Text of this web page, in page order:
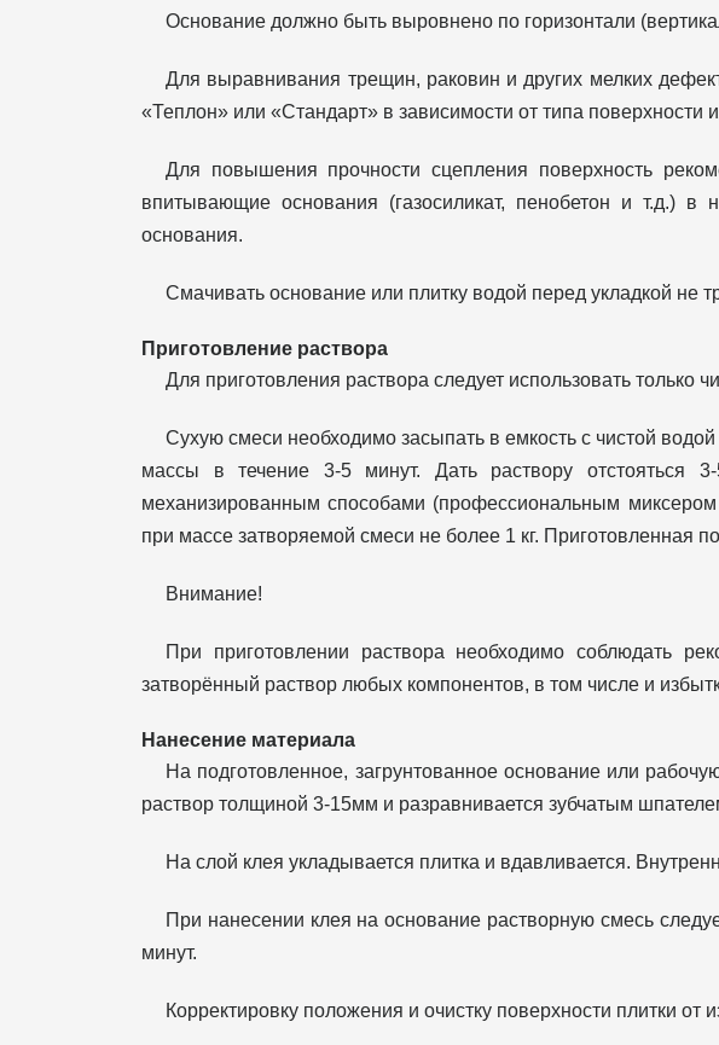
Основание должно быть выровнено по горизонтали
Для выравнивания трещин, раковин и других мелких
«Теплон» или «Стандарт» в зависимости от типа поверхности
Для повышения прочности сцепления поверхность
впитывающие основания (газосиликат, пенобетон и т.д.) в
основания.
Смачивать основание или плитку водой перед укладкой не
Приготовление раствора
Для приготовления раствора следует использовать только
Сухую смеси необходимо засыпать в емкость с чистой
массы в течение 3-5 минут. Дать раствору отстояться
механизированным способами (профессиональным
при массе затворяемой смеси не более 1 кг. Приготовленная
Внимание!
При приготовлении раствора необходимо соблюдать
затворённый раствор любых компонентов, в том числе и
Нанесение материала
На подготовленное, загрунтованное основание или
раствор толщиной 3-15мм и разравнивается зубчатым
На слой клея укладывается плитка и вдавливается.
При нанесении клея на основание растворную смесь
минут.
Корректировку положения и очистку поверхности плитки